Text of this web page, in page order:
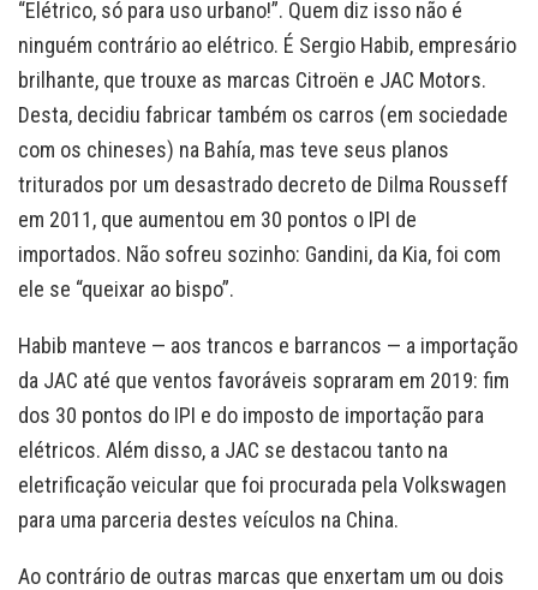
“Elétrico, só para uso urbano!”. Quem diz isso não é
ninguém contrário ao elétrico. É Sergio Habib, empresário
brilhante, que trouxe as marcas Citroën e JAC Motors.
Desta, decidiu fabricar também os carros (em sociedade
com os chineses) na Bahía, mas teve seus planos
triturados por um desastrado decreto de Dilma Rousseff
em 2011, que aumentou em 30 pontos o IPI de
importados. Não sofreu sozinho: Gandini, da Kia, foi com
ele se “queixar ao bispo”.
Habib manteve — aos trancos e barrancos — a importação
da JAC até que ventos favoráveis sopraram em 2019: fim
dos 30 pontos do IPI e do imposto de importação para
elétricos. Além disso, a JAC se destacou tanto na
eletrificação veicular que foi procurada pela Volkswagen
para uma parceria destes veículos na China.
Ao contrário de outras marcas que enxertam um ou dois